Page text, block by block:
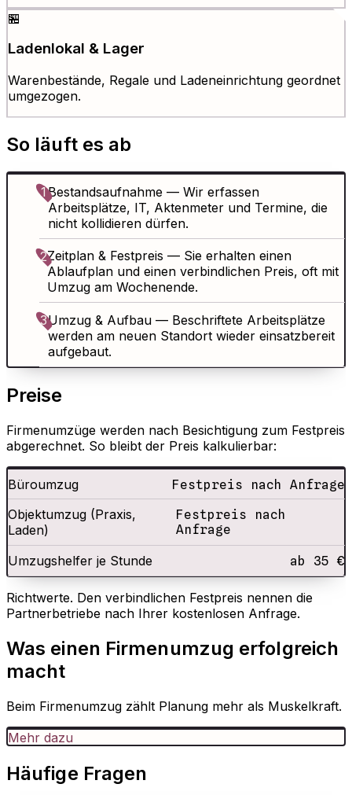
🏪
Ladenlokal & Lager
Warenbestände, Regale und Ladeneinrichtung geordnet
umgezogen.
So läuft es ab
1Bestandsaufnahme — Wir erfassen
Arbeitsplätze, IT, Aktenmeter und Termine, die
nicht kollidieren dürfen.
2Zeitplan & Festpreis — Sie erhalten einen
Ablaufplan und einen verbindlichen Preis, oft mit
Umzug am Wochenende.
3Umzug & Aufbau — Beschriftete Arbeitsplätze
werden am neuen Standort wieder einsatzbereit
aufgebaut.
Preise
Firmenumzüge werden nach Besichtigung zum Festpreis
abgerechnet. So bleibt der Preis kalkulierbar:
Büroumzug Festpreis nach Anfrage
Objektumzug (Praxis,
Laden)
Festpreis nach
Anfrage
Umzugshelfer je Stunde ab 35 €
Richtwerte. Den verbindlichen Festpreis nennen die
Partnerbetriebe nach Ihrer kostenlosen Anfrage.
Was einen Firmenumzug erfolgreich
macht
Beim Firmenumzug zählt Planung mehr als Muskelkraft.
Mehr dazu
Häufige Fragen